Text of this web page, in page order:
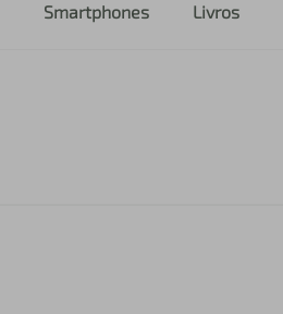
Smartphones Livros